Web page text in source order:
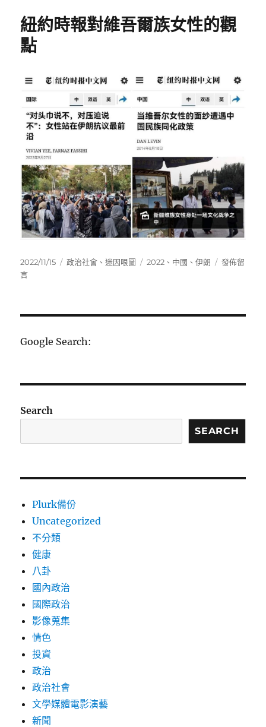
年
家
聞
紐約時報對維吾爾族女性的觀
點
發
佈
2022/11/15
分
政治社會 、迷因哏圖
標
2022 、 中國 、伊朗
在
女
點〉
發佈留
言
Google Search:
Search
SEARCH
Plurk備份
Uncategorized
不分類
健康
八卦
國內政治
國際政治
影像蒐集
情色
投資
政治
政治社會
文學媒體電影演藝
新聞